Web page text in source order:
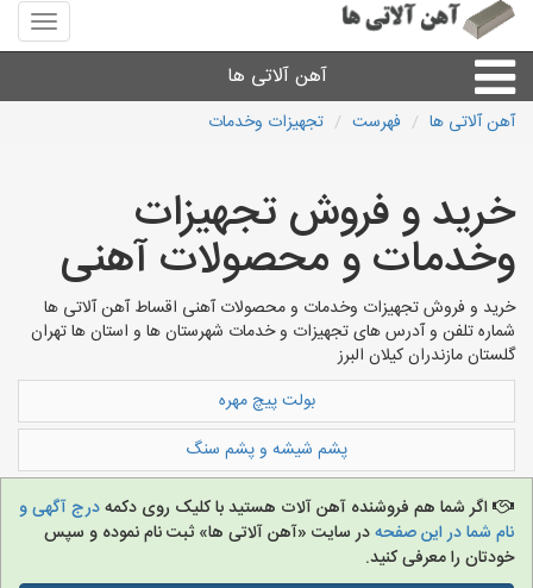
منوی
سایت
آلاتی
آهن آلاتی ها
ورق
لوله و اتصالات
آهن آلاتی های شهرها
آهن آلاتی ها فهرست تجهیزات وخدمات
خرید و فروش تجهیزات
وخدمات و محصولات آهنی
خرید و فروش تجهیزات وخدمات و محصولات آهنی اقساط آهن آلاتی ها
شماره تلفن و آدرس های تجهیزات و خدمات شهرستان ها و استان ها تهران
گلستان مازندران کیلان البرز
بولت پیچ مهره
پشم شیشه و پشم سنگ
اگر شما هم فروشنده آهن آلات هستید با کلیک روی دکمهدرج آگهی و
نام شما در این صفحهدر سایت «آهن آلاتی ها» ثبت نام نموده و سپس
خودتان را معرفی کنید.